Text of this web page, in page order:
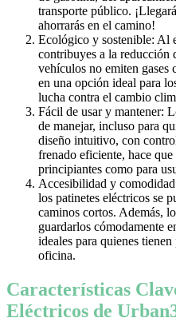
transporte público.
ahorrarás en el camino!
Ecológico y sostenible: Al
contribuyes a la reducción
vehículos no emiten gases
en una opción ideal para
lucha contra el cambio
Fácil de usar y mantener:
de manejar, incluso para
diseño intuitivo, con
frenado eficiente, hace que
principiantes como para
Accesibilidad y
los patinetes eléctricos se
caminos cortos. Además,
guardarlos cómodamente
ideales para quienes
oficina.
Características
Eléctricos de